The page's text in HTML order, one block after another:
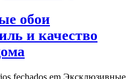
обои
и качество